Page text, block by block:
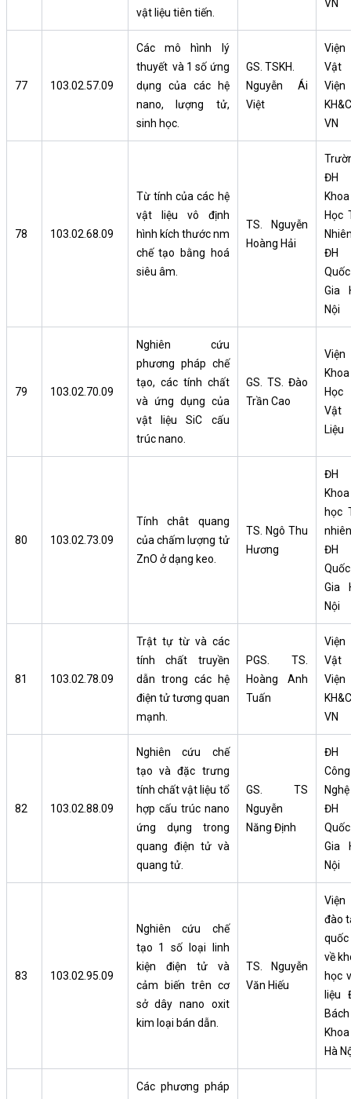
vật liệu tiên tiến.
VN
77 103.02.57.09
Các mô hình lý
thuyết và 1 số ứng
dụng của các hệ
nano, lượng tử,
sinh học.
GS. TSKH.
Nguyễn Ái
Việt
Viện
Vật
Viện
VN
78 103.02.68.09
Từ tính của các hệ
vật liệu vô định
hình kích thước nm
chế tạo bằng hoá
siêu âm.
TS. Nguyễn
Hoàng Hải
ĐH
Khoa
Học
ĐH
Quốc
Gia
Nội
79 103.02.70.09
Nghiên cứu
phương pháp chế
tạo, các tính chất
và ứng dụng của
vật liệu SiC cấu
trúc nano.
GS. TS. Đào
Trần Cao
Viện
Khoa
Học
Vật
Liệu
80 103.02.73.09
Tính chât quang
của chấm lượng tử
ZnO ở dạng keo.
TS. Ngô Thu
Hương
ĐH
Khoa
học
ĐH
Quốc
Gia
Nội
81 103.02.78.09
Trật tự từ và các
tính chất truyền
dẫn trong các hệ
điện tử tương quan
mạnh.
PGS. TS.
Hoàng Anh
Tuấn
Viện
Vật
Viện
VN
82 103.02.88.09
Nghiên cứu chế
tạo và đặc trưng
tính chất vật liệu tổ
hợp cấu trúc nano
ứng dụng trong
quang điện tử và
quang tử.
GS. TS
Nguyễn
Năng Định
ĐH
Công
ĐH
Quốc
Gia
Nội
83 103.02.95.09
Nghiên cứu chế
tạo 1 số loại linh
kiện điện tử và
cảm biến trên cơ
sở dây nano oxit
kim loại bán dẫn.
TS. Nguyễn
Văn Hiếu
Viện
đào
về
học
liệu
Bách
Khoa
Hà
Các phương pháp